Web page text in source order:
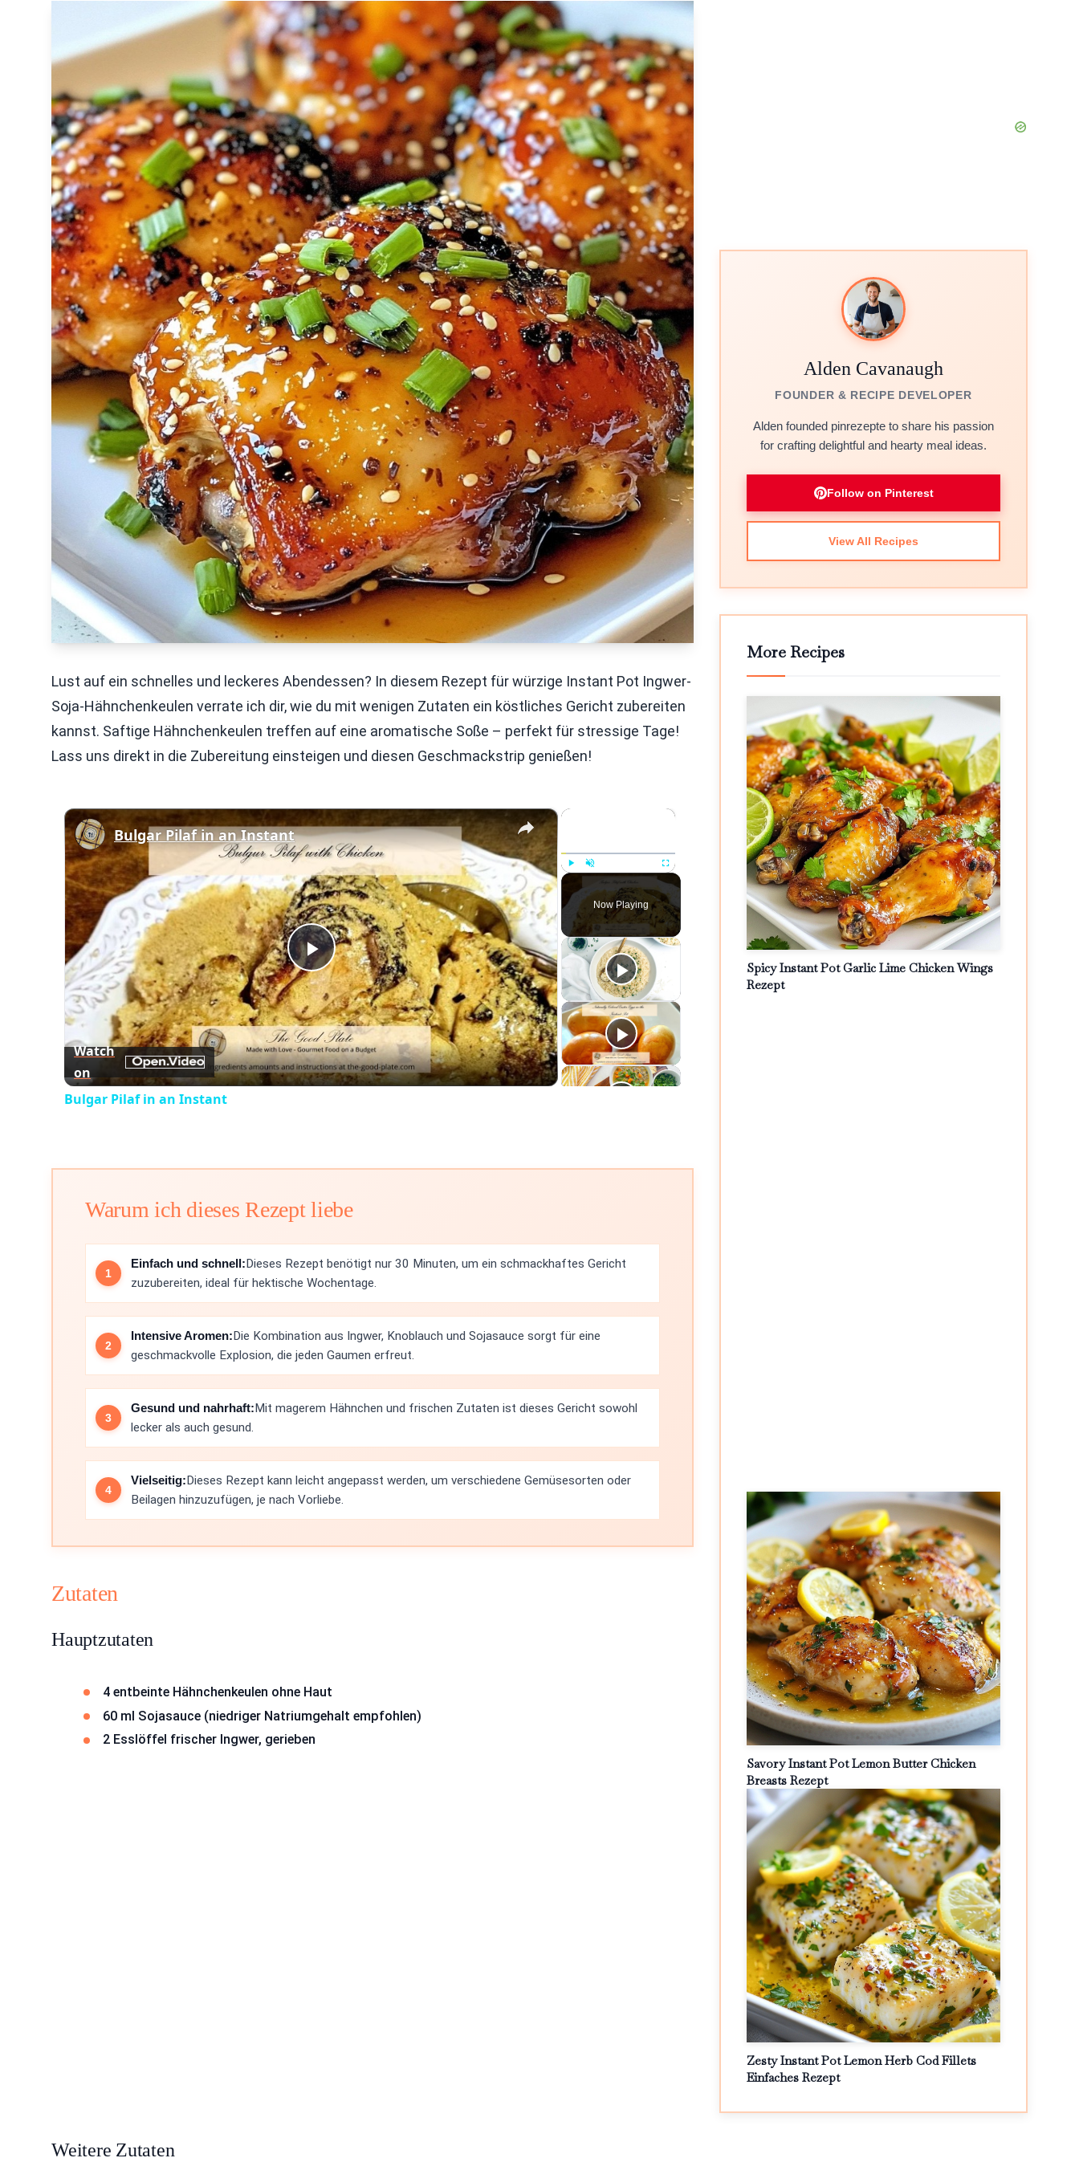
Lust auf ein schnelles und leckeres Abendessen? In diesem Rezept für würzige Instant Pot Ingwer-
Soja-Hähnchenkeulen verrate ich dir, wie du mit wenigen Zutaten ein köstliches Gericht zubereiten
kannst. Saftige Hähnchenkeulen treffen auf eine aromatische Soße – perfekt für stressige Tage!
Lass uns direkt in die Zubereitung einsteigen und diesen Geschmackstrip genießen!
×
Fullscreen
Now Playing
×
Play
Video
Bulgar Pilaf in an Instant
Watch
on
Bulgar Pilaf in an Instant
Warum ich dieses Rezept liebe
Einfach und schnell:Dieses Rezept benötigt nur 30 Minuten, um ein schmackhaftes Gericht
zuzubereiten, ideal für hektische Wochentage.
Intensive Aromen:Die Kombination aus Ingwer, Knoblauch und Sojasauce sorgt für eine
geschmackvolle Explosion, die jeden Gaumen erfreut.
Gesund und nahrhaft:Mit magerem Hähnchen und frischen Zutaten ist dieses Gericht sowohl
lecker als auch gesund.
Vielseitig:Dieses Rezept kann leicht angepasst werden, um verschiedene Gemüsesorten oder
Beilagen hinzuzufügen, je nach Vorliebe.
Zutaten
Hauptzutaten
4 entbeinte Hähnchenkeulen ohne Haut
60 ml Sojasauce (niedriger Natriumgehalt empfohlen)
2 Esslöffel frischer Ingwer, gerieben
Weitere Zutaten
Alden Cavanaugh
FOUNDER & RECIPE DEVELOPER
Alden founded pinrezepte to share his passion
for crafting delightful and hearty meal ideas.
Follow on Pinterest
View All Recipes
More Recipes
Spicy Instant Pot Garlic Lime Chicken Wings
Rezept
Savory Instant Pot Lemon Butter Chicken
Breasts Rezept
Zesty Instant Pot Lemon Herb Cod Fillets
Einfaches Rezept